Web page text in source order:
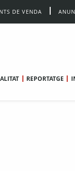
DE VENDA
REPORTATGE